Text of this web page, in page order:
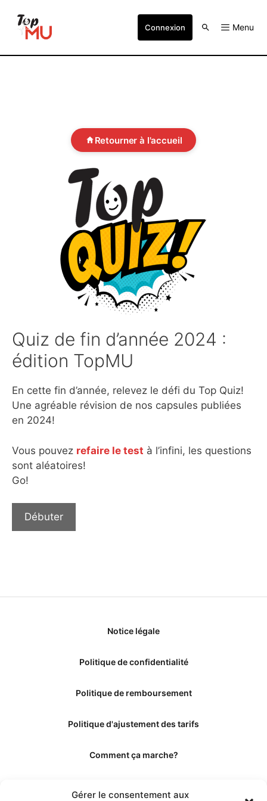
Gérer le consentement aux
Connexion Menu
Retourner à l'accueil
Quiz de fin d’année 2024 :
édition TopMU
En cette fin d’année, relevez le défi du Top Quiz!
Une agréable révision de nos capsules publiées
en 2024!
Vous pouvez refaire le test à l’infini, les questions
sont aléatoires!
Go!
Notice légale
Politique de confidentialité
Politique de remboursement
Politique d'ajustement des tarifs
Comment ça marche?